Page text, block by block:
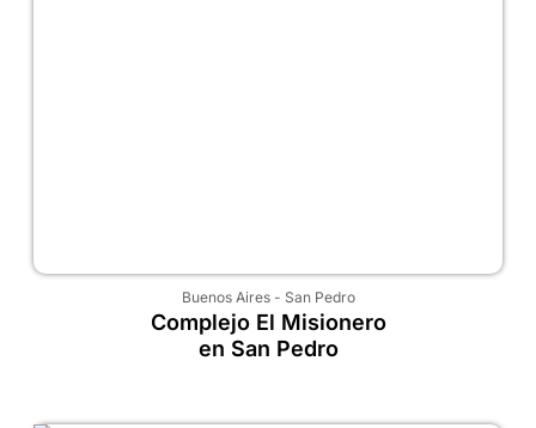
Buenos Aires- San Pedro
Complejo El Misionero
en San Pedro